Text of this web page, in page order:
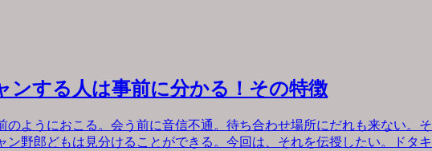
ンする人は事前に分かる！その特徴
ようにおこる。会う前に音信不通。待ち合わせ場所にだれも来ない。そ
ン野郎どもは見分けることができる。今回は、それを伝授したい。ドタキ